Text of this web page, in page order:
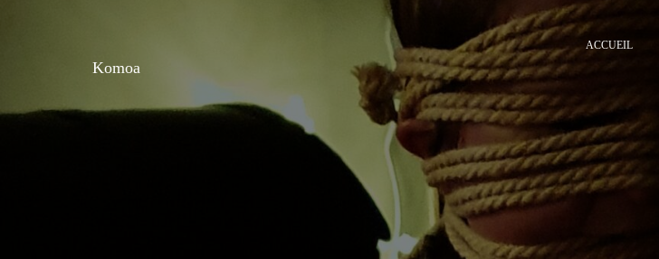
Komoa
ACCUEIL